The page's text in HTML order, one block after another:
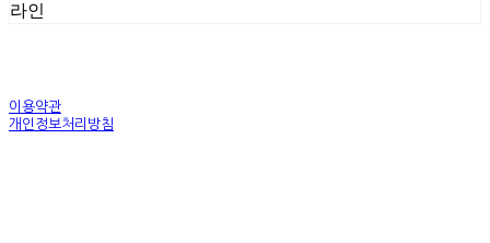
라인
이용약관
개인정보처리방침